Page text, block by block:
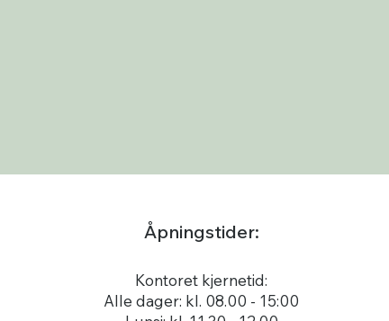
Åpningstider:
Kontoret kjernetid:
Alle dager: kl. 08.00 - 15:00